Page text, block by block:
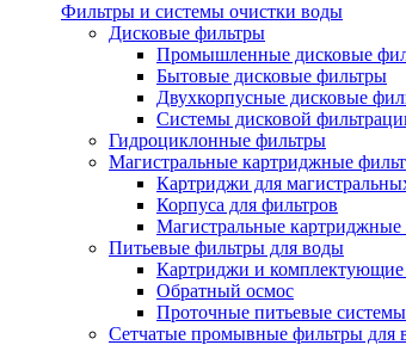
Фильтры и системы очистки воды
Дисковые фильтры
Промышленные дисковые
Бытовые дисковые фильтры
Двухкорпусные дисковые
Системы дисковой
Гидроциклонные фильтры
Магистральные картриджные
Картриджи для
Корпуса для фильтров
Магистральные
Питьевые фильтры для воды
Картриджи и комплектующие
Обратный осмос
Проточные питьевые системы
Сетчатые промывные фильтры для